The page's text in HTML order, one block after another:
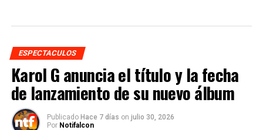
ESPECTACULOS
Karol G anuncia el título y la fecha
de lanzamiento de su nuevo álbum
Publicado Hace 7 días on julio 30, 2026
Por Notifalcon